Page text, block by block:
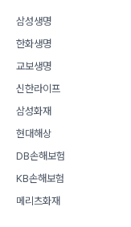
삼성생명
한화생명
교보생명
신한라이프
삼성화재
현대해상
DB손해보험
KB손해보험
메리츠화재